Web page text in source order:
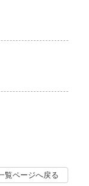
覧ページへ戻る